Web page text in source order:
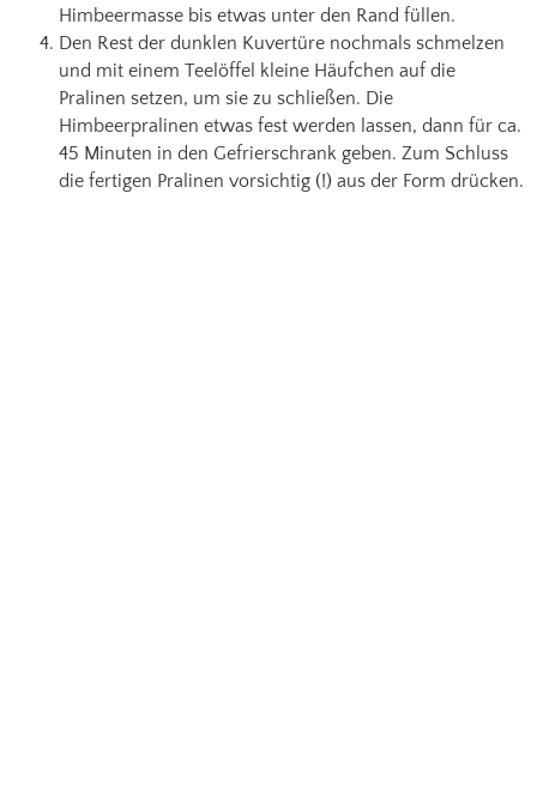
Himbeermasse bis etwas unter den Rand füllen.
Den Rest der dunklen Kuvertüre nochmals schmelzen
und mit einem Teelöffel kleine Häufchen auf die
Pralinen setzen, um sie zu schließen. Die
Himbeerpralinen etwas fest werden lassen, dann für ca.
45 Minuten in den Gefrierschrank geben. Zum Schluss
die fertigen Pralinen vorsichtig (!) aus der Form drücken.